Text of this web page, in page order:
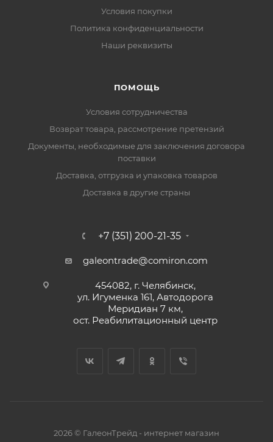
Условия покупки
Политика конфиденциальности
Наши реквизиты
ПОМОЩЬ
Условия сотрудничества
Возврат товара, рассмотрение претензий
Документы, необходимые для заключения договора
поставки
Доставка, отгрузка и упаковка товаров
Доставка в другие страны
+7 (351) 200-21-35
galeontrade@comiron.com
454082, г. Челябинск,
ул. Игуменка 161, Автодорога
Меридиан 7 км,
ост. Реабилитационный центр
2026 © ГалеонТрейд - интернет магазин